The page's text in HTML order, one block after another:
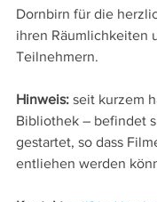
Dornbirn für die
ihren Räumlichkeiten
Teilnehmern.
Hinweis: seit kurzem
Bibliothek – befindet
gestartet, so dass
entliehen werden